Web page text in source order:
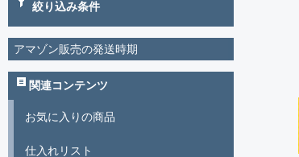
絞り込み条件
アマゾン販売の発送時期
関連コンテンツ
お気に入りの商品
仕入れリスト